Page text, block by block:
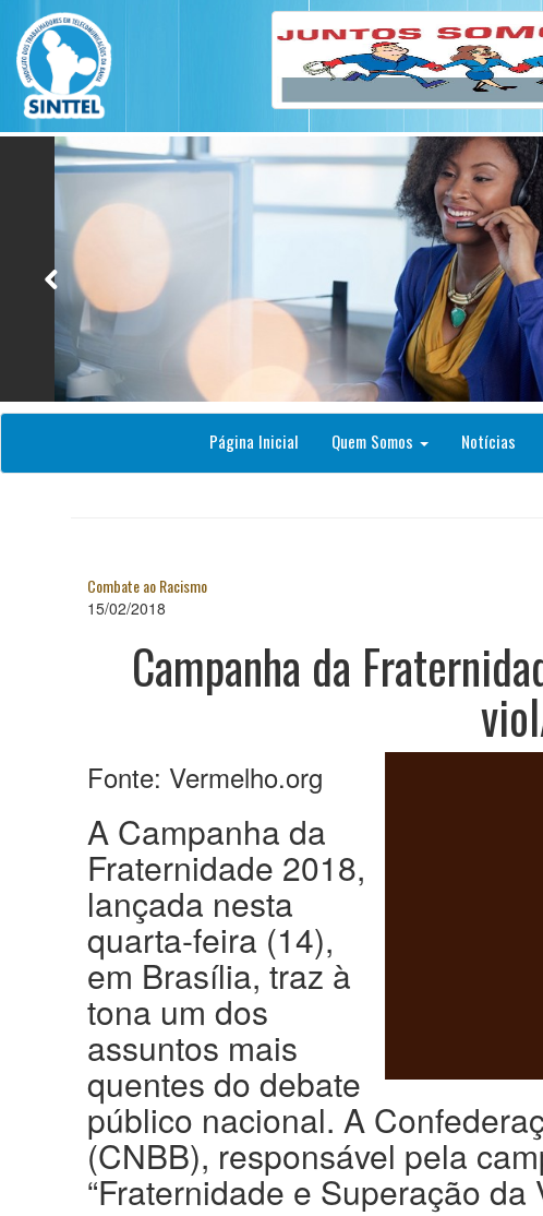
Página Inicial Quem Somos Notícias
Combate ao Racismo
15/02/2018
Campanha da
Fonte: Vermelho.org
A Campanha da
Fraternidade 2018,
lançada nesta
quarta-feira (14),
em Brasília, traz à
tona um dos
assuntos mais
quentes do debate
público nacional. A
(CNBB), responsável pela
“Fraternidade e Superação da